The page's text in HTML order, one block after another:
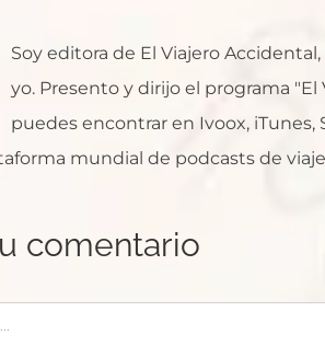
Soy editora de El Viajero
yo. Presento y dirijo el programa
puedes encontrar en Ivoox, iTunes,
mundial de podcasts de
comentario